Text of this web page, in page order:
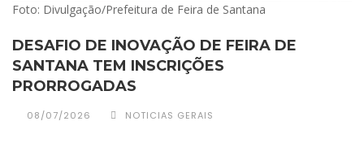
Foto: Divulgação/Prefeitura de Feira de Santana
DESAFIO DE INOVAÇÃO DE FEIRA DE
SANTANA TEM INSCRIÇÕES
PRORROGADAS
08/07/2026 NOTICIAS GERAIS